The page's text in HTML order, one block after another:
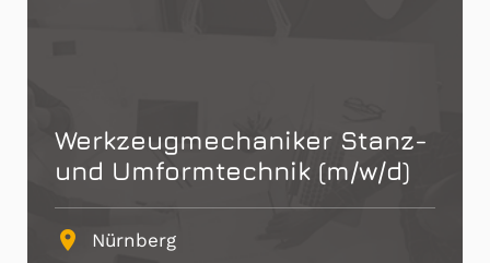
Werkzeugmechaniker Stanz-
und Umformtechnik (m/w/d)
place Nürnberg